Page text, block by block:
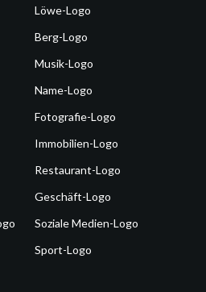
Löwe-Logo
Berg-Logo
Musik-Logo
Name-Logo
Fotografie-Logo
Immobilien-Logo
Restaurant-Logo
Geschäft-Logo
Soziale Medien-Logo
Sport-Logo